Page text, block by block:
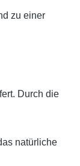
zu einer
Durch die
natürliche